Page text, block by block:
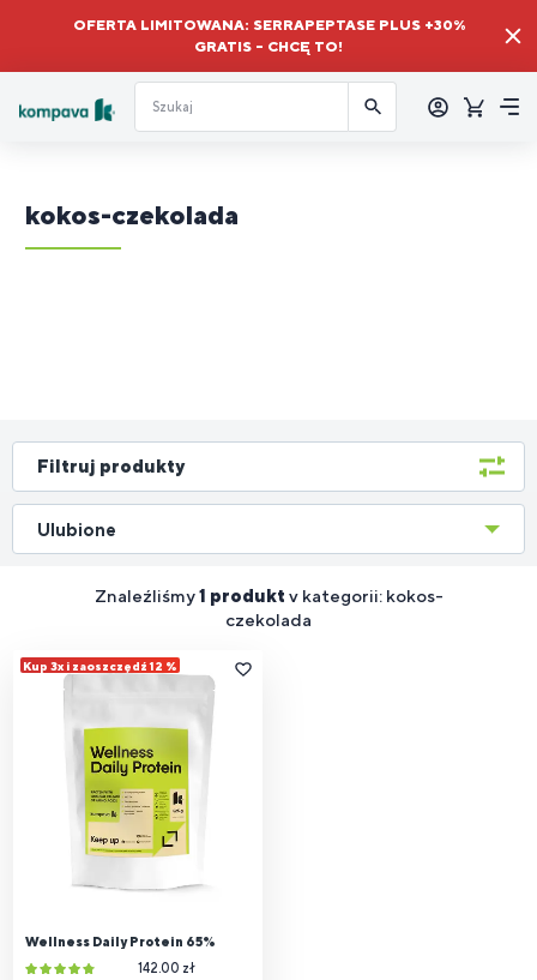
OFERTA LIMITOWANA: SERRAPEPTASE PLUS +30%
GRATIS – CHCĘ TO!
się
Koszyk
kokos-czekolada
Filtruj produkty
Znaleźliśmy1 produkt v kategorii: kokos-
czekolada
Ulubione
Kup 3x i zaoszczędź 12 %
Wellness Daily Protein 65%
142.00 zł